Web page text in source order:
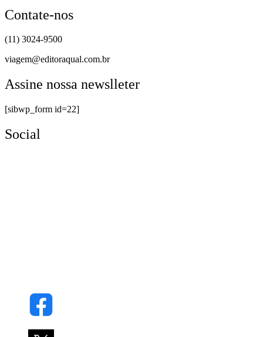
Contate-nos
(11) 3024-9500
viagem@editoraqual.com.br
Assine nossa newslleter
[sibwp_form id=22]
Social